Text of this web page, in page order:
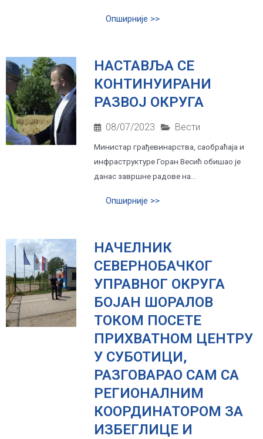
Опширније >>
НАСТАВЉА СЕ
КОНТИНУИРАНИ
РАЗВОЈ ОКРУГА
08/07/2023 Вести
Министар грађевинарства, саобраћаја и
инфраструктуре Горан Весић обишао је
данас завршне радове на...
Опширније >>
НАЧЕЛНИК
СЕВЕРНОБАЧКОГ
УПРАВНОГ ОКРУГА
БОЈАН ШОРАЛОВ
ТОКОМ ПОСЕТЕ
ПРИХВАТНОМ ЦЕНТРУ
У СУБОТИЦИ,
РАЗГОВАРАО САМ СА
РЕГИОНАЛНИМ
КООРДИНАТОРОМ ЗА
ИЗБЕГЛИЦЕ И